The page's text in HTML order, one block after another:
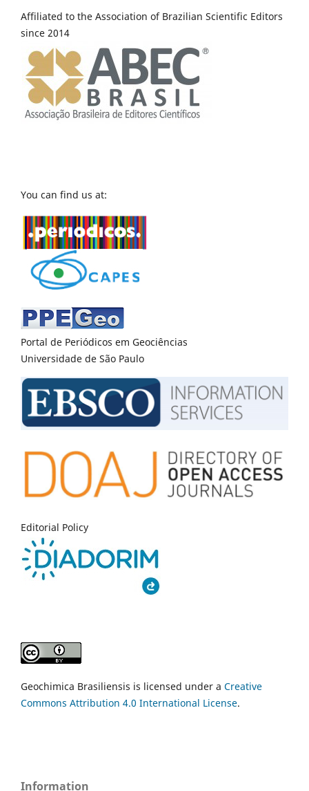
Affiliated to the Association of Brazilian Scientific Editors
since 2014
You can find us at:
Portal de Periódicos em Geociências
Universidade de São Paulo
Editorial Policy
Geochimica Brasiliensis is licensed under a Creative
Commons Attribution 4.0 International License.
Information